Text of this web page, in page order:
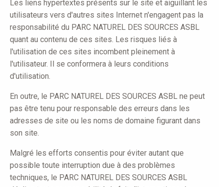
Les liens hypertextes présents sur le site et aiguillant les
utilisateurs vers d'autres sites Internet n'engagent pas la
responsabilité du PARC NATUREL DES SOURCES ASBL
quant au contenu de ces sites. Les risques liés à
l'utilisation de ces sites incombent pleinement à
l'utilisateur. Il se conformera à leurs conditions
d'utilisation.
En outre, le PARC NATUREL DES SOURCES ASBL ne peut
pas être tenu pour responsable des erreurs dans les
adresses de site ou les noms de domaine figurant dans
son site.
Malgré les efforts consentis pour éviter autant que
possible toute interruption due à des problèmes
techniques, le PARC NATUREL DES SOURCES ASBL